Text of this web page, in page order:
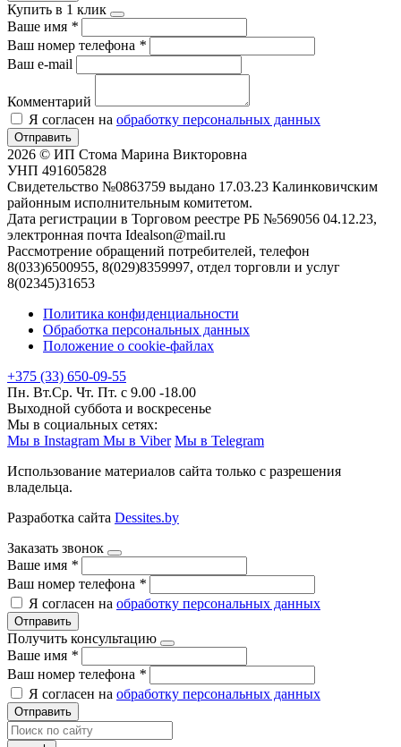
Купить в 1 клик
Ваше имя *
Ваш номер телефона *
Ваш e-mail
Комментарий
Я согласен на обработку персональных данных
Отправить
2026 © ИП Стома Марина Викторовна
УНП 491605828
Свидетельство №0863759 выдано 17.03.23 Калинковичским
районным исполнительным комитетом.
Дата регистрации в Торговом реестре РБ №569056 04.12.23,
электронная почта Idealson@mail.ru
Рассмотрение обращений потребителей, телефон
8(033)6500955, 8(029)8359997, отдел торговли и услуг
8(02345)31653
Политика конфиденциальности
Обработка персональных данных
Положение о cookie-файлах
+375 (33) 650-09-55
Пн. Вт.Ср. Чт. Пт. с 9.00 -18.00
Выходной суббота и воскресенье
Мы в социальных сетях:
Мы в Instagram Мы в Viber Мы в Telegram
Использование материалов сайта только с разрешения
владельца.
Разработка сайта Dessites.by
Заказать звонок
Ваше имя *
Ваш номер телефона *
Я согласен на обработку персональных данных
Отправить
Получить консультацию
Ваше имя *
Ваш номер телефона *
Я согласен на обработку персональных данных
Отправить